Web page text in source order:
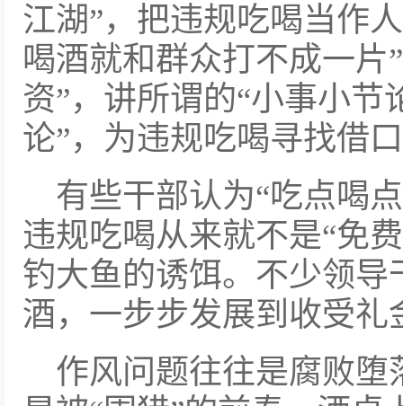
江湖”，把违规吃喝当作
喝酒就和群众打不成一片
资”，讲所谓的“小事小节
论”，为违规吃喝寻找借
有些干部认为“吃点喝
违规吃喝从来就不是“免
钓大鱼的诱饵。不少领
酒，一步步发展到收受礼
作风问题往往是腐败